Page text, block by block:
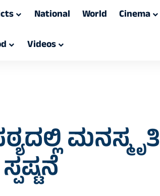
National World Cinema
Videos
ಮನಸ್ಮೃತಿ